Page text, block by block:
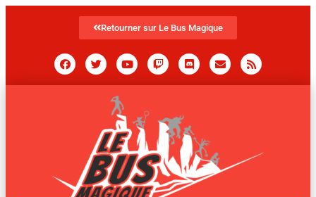
Retourner sur Le Bus Magique